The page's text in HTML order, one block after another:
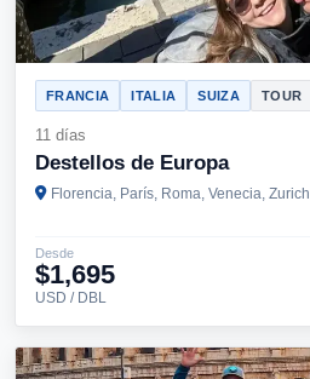
FRANCIA ITALIA SUIZA TOUR
11 días
Destellos de Europa
Florencia, París, Roma, Venecia, Zurich
Desde
$1,695
USD / DBL